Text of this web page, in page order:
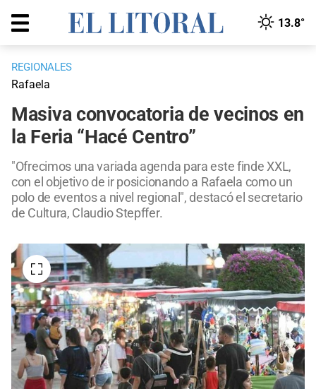
13.8°
REGIONALES
Rafaela
Masiva convocatoria de vecinos en
la Feria “Hacé Centro”
"Ofrecimos una variada agenda para este finde XXL,
con el objetivo de ir posicionando a Rafaela como un
polo de eventos a nivel regional", destacó el secretario
de Cultura, Claudio Stepffer.